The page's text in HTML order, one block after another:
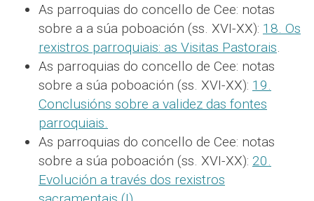
As parroquias do concello de Cee: notas
sobre a a súa poboación (ss. XVI-XX): 18. Os
rexistros parroquiais: as Visitas Pastorais.
As parroquias do concello de Cee: notas
sobre a súa poboación (ss. XVI-XX): 19.
Conclusións sobre a validez das fontes
parroquiais.
As parroquias do concello de Cee: notas
sobre a súa poboación (ss. XVI-XX): 20.
Evolución a través dos rexistros